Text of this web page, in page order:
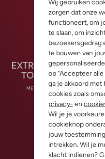
Wij gebruiken
zorgen dat onze
functioneert, om
te slaan, om
bezoekersgedrag
te bouwen van
op "Accepteer
ga je akkoord met
cookies zoals
privacy- en
Wil je je
cookieknop
jouw
intrekken. Wil je
klacht indienen?